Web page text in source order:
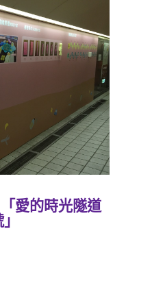
愛的時光隧道